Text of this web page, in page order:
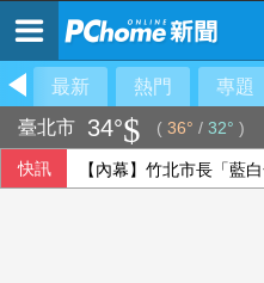
最新 熱門 專題
臺北市
34° ( 36° / 32° )
快訊 【內幕】竹北市長「藍